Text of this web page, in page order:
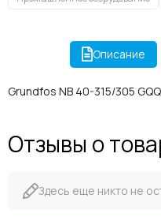
Описание
Grundfos NB 40-315/305
Отзывы о
Здесь еще никто не